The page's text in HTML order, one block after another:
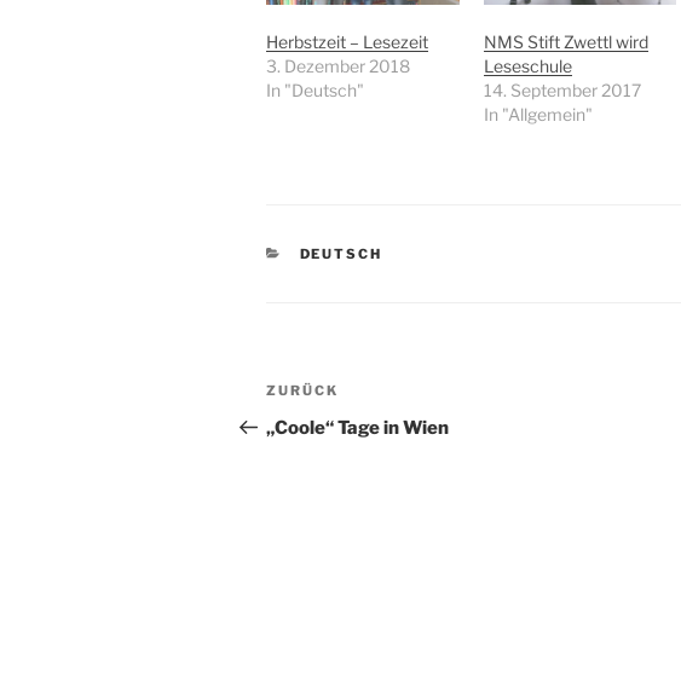
Herbstzeit – Lesezeit
3. Dezember 2018
In "Deutsch"
NMS Stift Zwettl wird
Leseschule
14. September 2017
In "Allgemein"
KATEGORIEN
DEUTSCH
Beitragsnavigation
Vorheriger
Beitrag
ZURÜCK
„Coole“ Tage in Wien